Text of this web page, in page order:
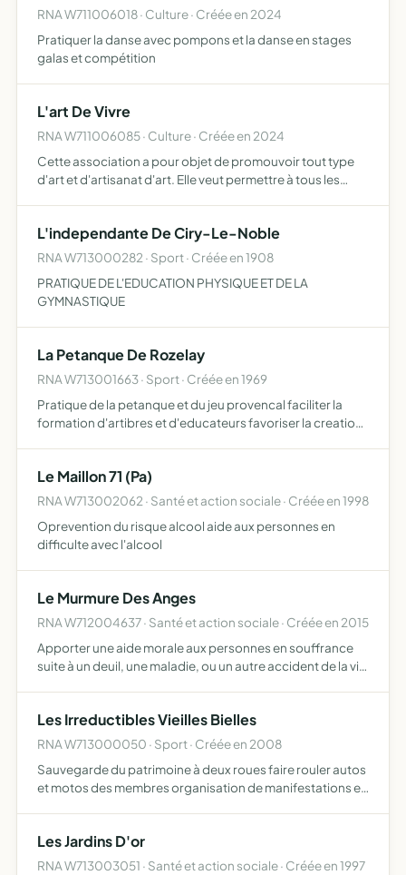
RNA W711006018 · Culture · Créée en 2024
Pratiquer la danse avec pompons et la danse en stages
galas et compétition
L'art De Vivre
RNA W711006085 · Culture · Créée en 2024
Cette association a pour objet de promouvoir tout type
d'art et d'artisanat d'art. Elle veut permettre à tous les
L'independante De Ciry-Le-Noble
RNA W713000282 · Sport · Créée en 1908
PRATIQUE DE L'EDUCATION PHYSIQUE ET DE LA
GYMNASTIQUE
La Petanque De Rozelay
RNA W713001663 · Sport · Créée en 1969
Pratique de la petanque et du jeu provencal faciliter la
formation d'artibres et d'educateurs favoriser la creation
Le Maillon 71 (Pa)
RNA W713002062 · Santé et action sociale · Créée en 1998
Oprevention du risque alcool aide aux personnes en
difficulte avec l'alcool
Le Murmure Des Anges
RNA W712004637 · Santé et action sociale · Créée en 2015
Apporter une aide morale aux personnes en souffrance
suite à un deuil, une maladie, ou un autre accident de la vie
Les Irreductibles Vieilles Bielles
RNA W713000050 · Sport · Créée en 2008
Sauvegarde du patrimoine à deux roues faire rouler autos
et motos des membres organisation de manifestations et
Les Jardins D'or
RNA W713003051 · Santé et action sociale · Créée en 1997